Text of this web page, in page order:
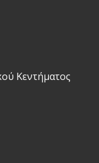
Κεντήματος